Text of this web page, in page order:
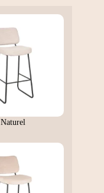
Naturel